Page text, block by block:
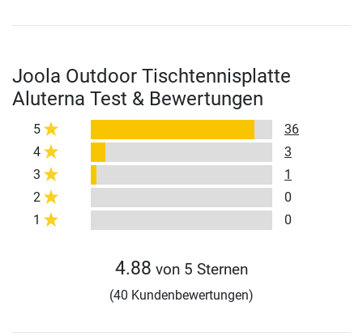
Joola Outdoor Tischtennisplatte
Aluterna Test & Bewertungen
5
36
4
3
3
1
2
0
1
0
4.88 von 5 Sternen
(40 Kundenbewertungen)